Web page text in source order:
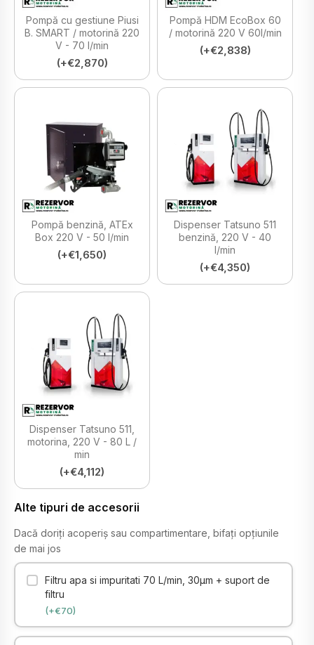
Pompă cu gestiune Piusi
B. SMART / motorină 220
V - 70 l/min
(+€2,870)
Pompă HDM EcoBox 60
/ motorină 220 V 60l/min
(+€2,838)
Pompă benzină, ATEx
Box 220 V - 50 l/min
(+€1,650)
Dispenser Tatsuno 511
benzină, 220 V - 40
l/min
(+€4,350)
Dispenser Tatsuno 511,
motorina, 220 V - 80 L /
min
(+€4,112)
Alte tipuri de accesorii
Dacă doriți acoperiș sau compartimentare, bifați opțiunile
de mai jos
Filtru apa si impuritati 70 L/min, 30μm + suport de
filtru
(+€70)